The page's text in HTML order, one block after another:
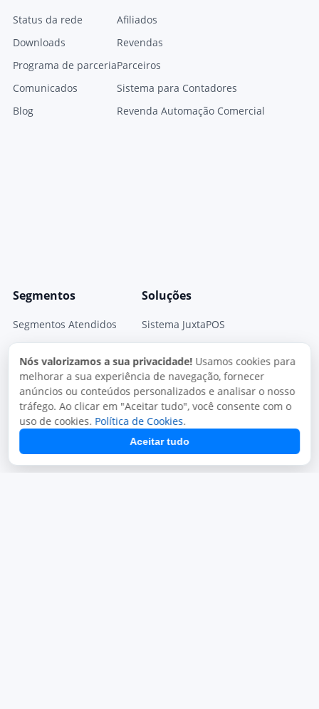
Status da rede
Downloads
Programa de parceria
Comunicados
Blog
Afiliados
Revendas
Parceiros
Sistema para Contadores
Revenda Automação Comercial
Segmentos
Segmentos Atendidos
Sistema Para Pizzarias
Sistema para Restaurantes
Sistema para Delivery
Sistema para Lachonetes
Soluções
Sistema JuxtaPOS
JuxtaPOS V3
Sistema JuxtaPED
Sistema Mono Delivery
Gestor Fiscal
Módulos
Nós valorizamos a sua privacidade! Usamos cookies para
melhorar a sua experiência de navegação, fornecer
anúncios ou conteúdos personalizados e analisar o nosso
tráfego. Ao clicar em "Aceitar tudo", você consente com o
uso de cookies. Política de Cookies.
Aceitar tudo